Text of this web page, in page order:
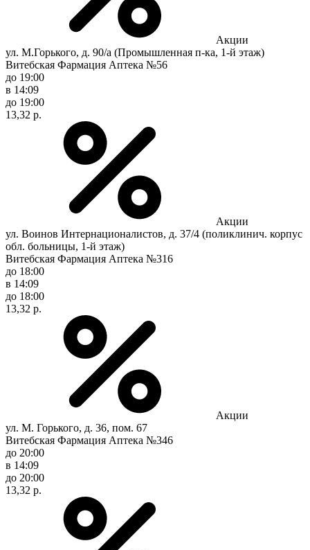
Акции
ул. М.Горького, д. 90/а (Промышленная п-ка, 1-й этаж)
Витебская Фармация Аптека №56
до 19:00
в 14:09
до 19:00
13,32 р.
Акции
ул. Воинов Интернационалистов, д. 37/4 (поликлинич. корпус
обл. больницы, 1-й этаж)
Витебская Фармация Аптека №316
до 18:00
в 14:09
до 18:00
13,32 р.
Акции
ул. М. Горького, д. 36, пом. 67
Витебская Фармация Аптека №346
до 20:00
в 14:09
до 20:00
13,32 р.